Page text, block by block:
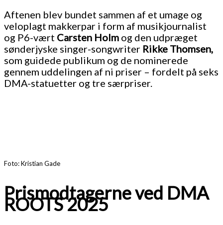
Aftenen blev bundet sammen af et umage og
veloplagt makkerpar i form af musikjournalist
og P6-vært Carsten Holm og den udpræget
sønderjyske singer-songwriter Rikke Thomsen,
som guidede publikum og de nominerede
gennem uddelingen af ni priser – fordelt på seks
DMA-statuetter og tre særpriser.
Foto: Kristian Gade
Prismodtagerne ved DMA
ROOTS 2025